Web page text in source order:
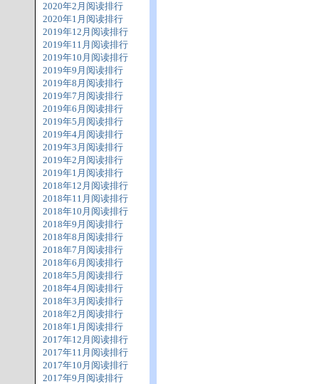
2020年2月阅读排行
2020年1月阅读排行
2019年12月阅读排行
2019年11月阅读排行
2019年10月阅读排行
2019年9月阅读排行
2019年8月阅读排行
2019年7月阅读排行
2019年6月阅读排行
2019年5月阅读排行
2019年4月阅读排行
2019年3月阅读排行
2019年2月阅读排行
2019年1月阅读排行
2018年12月阅读排行
2018年11月阅读排行
2018年10月阅读排行
2018年9月阅读排行
2018年8月阅读排行
2018年7月阅读排行
2018年6月阅读排行
2018年5月阅读排行
2018年4月阅读排行
2018年3月阅读排行
2018年2月阅读排行
2018年1月阅读排行
2017年12月阅读排行
2017年11月阅读排行
2017年10月阅读排行
2017年9月阅读排行